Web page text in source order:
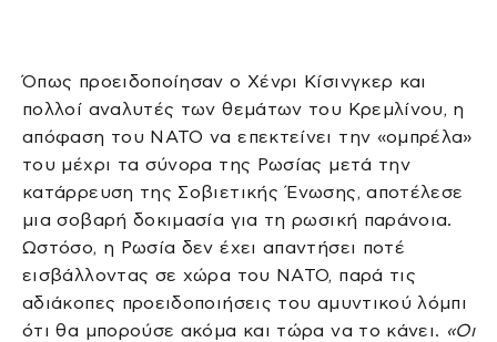
Όπως προειδοποίησαν ο Χένρι Κίσινγκερ και
πολλοί αναλυτές των θεμάτων του Κρεμλίνου, η
απόφαση του ΝΑΤΟ να επεκτείνει την «ομπρέλα»
του μέχρι τα σύνορα της Ρωσίας μετά την
κατάρρευση της Σοβιετικής Ένωσης, αποτέλεσε
μια σοβαρή δοκιμασία για τη ρωσική παράνοια.
Ωστόσο, η Ρωσία δεν έχει απαντήσει ποτέ
εισβάλλοντας σε χώρα του ΝΑΤΟ, παρά τις
αδιάκοπες προειδοποιήσεις του αμυντικού λόμπι
ότι θα μπορούσε ακόμα και τώρα να το κάνει. «Οι